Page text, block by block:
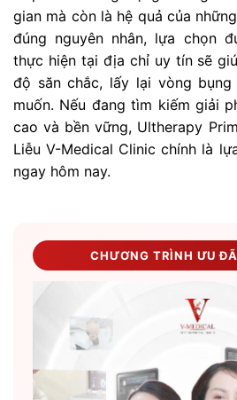
gian mà còn là hệ quả của
đúng nguyên nhân, lựa chọn
thực hiện tại địa chỉ uy tín sẽ
độ săn chắc, lấy lại vòng bụng
muốn. Nếu đang tìm kiếm giải
cao và bền vững, Ultherapy
Liễu V-Medical Clinic chính là
ngay hôm nay.
CHƯƠNG TRÌNH ƯU